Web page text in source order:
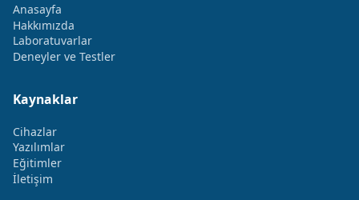
Anasayfa
Hakkımızda
Laboratuvarlar
Deneyler ve Testler
Kaynaklar
Cihazlar
Yazılımlar
Eğitimler
İletişim